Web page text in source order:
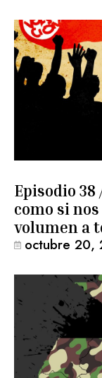
Episodio 38
como si
volumen a
octubre 20,